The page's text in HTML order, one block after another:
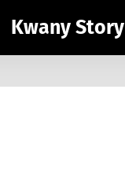
Kwany Story